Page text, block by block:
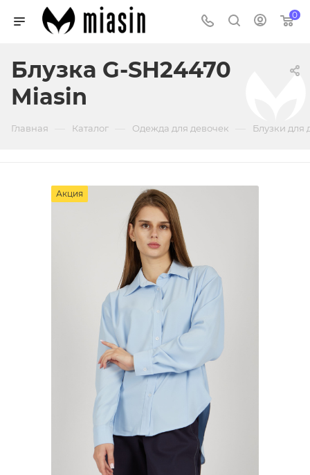
0
Блузка G-SH24470
Miasin
Главная Каталог Одежда для девочек Блузки для
Акция